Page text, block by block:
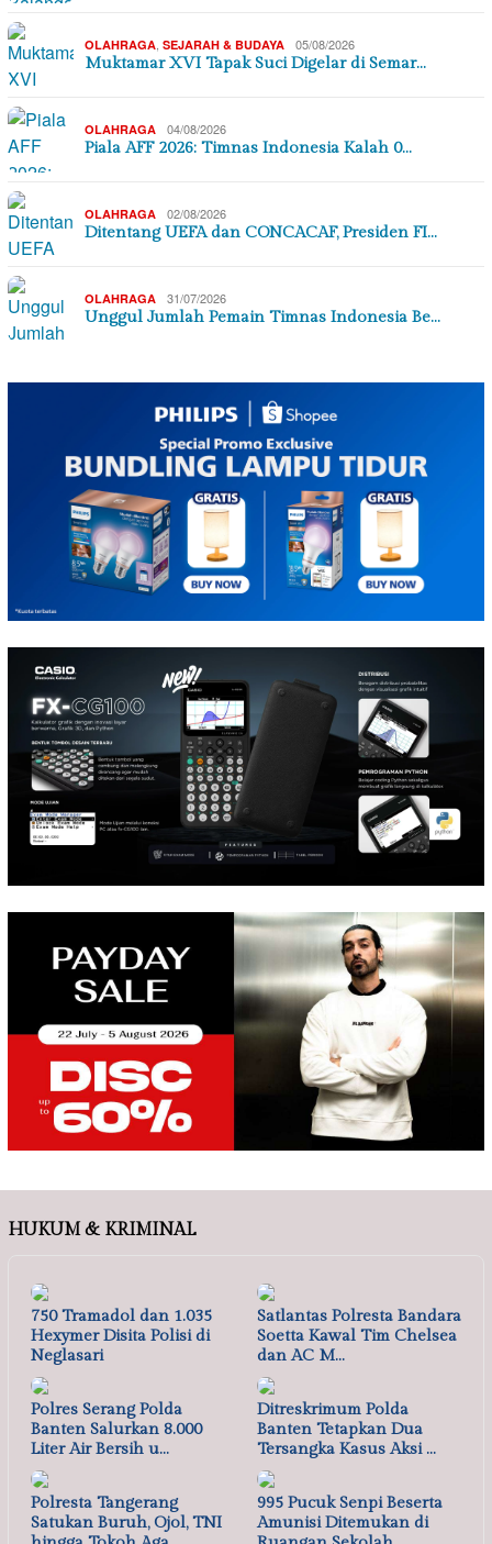
OLAHRAGA SEJARAH & BUDAYA 05/08/2026
Muktamar XVI Tapak Suci Digelar di Semar…
OLAHRAGA 04/08/2026
Piala AFF 2026: Timnas Indonesia Kalah 0…
OLAHRAGA 02/08/2026
Ditentang UEFA dan CONCACAF, Presiden FI…
OLAHRAGA 31/07/2026
Unggul Jumlah Pemain Timnas Indonesia Be…
HUKUM & KRIMINAL
750 Tramadol dan 1.035
Hexymer Disita Polisi di
Neglasari
Satlantas Polresta Bandara
Soetta Kawal Tim Chelsea
dan AC M…
Polres Serang Polda
Banten Salurkan 8.000
Liter Air Bersih u…
Ditreskrimum Polda
Banten Tetapkan Dua
Tersangka Kasus Aksi …
Polresta Tangerang
Satukan Buruh, Ojol, TNI
995 Pucuk Senpi Beserta
Amunisi Ditemukan di